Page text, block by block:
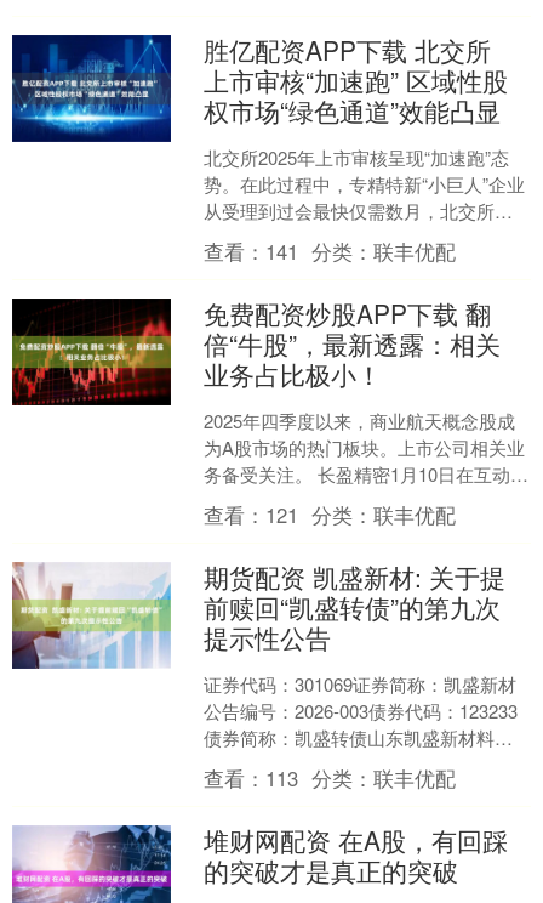
胜亿配资APP下载 北交所
上市审核“加速跑” 区域性股
权市场“绿色通道”效能凸显
北交所2025年上市审核呈现“加速跑”态
势。在此过程中，专精特新“小巨人”企业
从受理到过会最快仅需数月，北交所在
动态筛选中严把质量关，凸显其服务于
创新型中小企业....
查看： 141 分类：联丰优配
免费配资炒股APP下载 翻
倍“牛股”，最新透露：相关
业务占比极小！
2025年四季度以来，商业航天概念股成
为A股市场的热门板块。上市公司相关业
务备受关注。 长盈精密1月10日在互动平
台表示，公司有为便携式卫星通讯接收
站提供结构件....
查看： 121 分类：联丰优配
期货配资 凯盛新材: 关于提
前赎回“凯盛转债”的第九次
提示性公告
证券代码：301069证券简称：凯盛新材
公告编号：2026-003债券代码：123233
债券简称：凯盛转债山东凯盛新材料股
份有限公司本公司及董事会全体成员保
证公....
查看： 113 分类：联丰优配
堆财网配资 在A股，有回踩
的突破才是真正的突破